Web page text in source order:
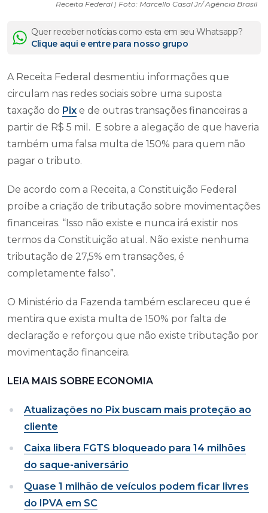
Receita Federal | Foto: Marcello Casal Jr/ Agência Brasil
Quer receber notícias como esta em seu Whatsapp?
Clique aqui e entre para nosso grupo
A Receita Federal desmentiu informações que
circulam nas redes sociais sobre uma suposta
taxação do Pix e de outras transações financeiras a
partir de R$ 5 mil. E sobre a alegação de que haveria
também uma falsa multa de 150% para quem não
pagar o tributo.
De acordo com a Receita, a Constituição Federal
proíbe a criação de tributação sobre movimentações
financeiras. “Isso não existe e nunca irá existir nos
termos da Constituição atual. Não existe nenhuma
tributação de 27,5% em transações, é
completamente falso”.
O Ministério da Fazenda também esclareceu que é
mentira que exista multa de 150% por falta de
declaração e reforçou que não existe tributação por
movimentação financeira.
LEIA MAIS SOBRE ECONOMIA
Atualizações no Pix buscam mais proteção ao
cliente
Caixa libera FGTS bloqueado para 14 milhões
do saque-aniversário
Quase 1 milhão de veículos podem ficar livres
do IPVA em SC